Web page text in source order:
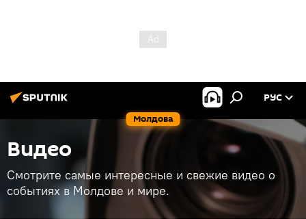
Молдова
РУС
Видео
Смотрите самые интересные и свежие видео о
событиях в Молдове и мире.